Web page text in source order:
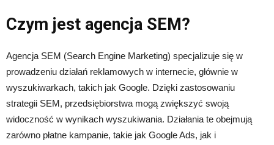
Czym jest agencja SEM?
Agencja SEM (Search Engine Marketing) specjalizuje się w
prowadzeniu działań reklamowych w internecie, głównie w
wyszukiwarkach, takich jak Google. Dzięki zastosowaniu
strategii SEM, przedsiębiorstwa mogą zwiększyć swoją
widoczność w wynikach wyszukiwania. Działania te obejmują
zarówno płatne kampanie, takie jak Google Ads, jak i